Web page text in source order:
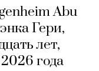
Abu
Гери,
лет,
2026 года